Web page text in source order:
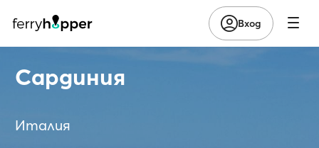
Вход
Сардиния
Италия